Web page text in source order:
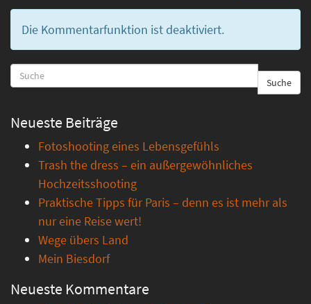
Die Kommentarfunktion ist deaktiviert.
Suche
Neueste Beiträge
Fotoshooting eines Lebensgefühls
Trash the dress – ein außergewöhnliches
Hochzeitsshooting
Praktische Tipps für Paris – denn es ist mehr als
nur eine Reise wert!
Wege übers Land
Mein Biesdorf
Neueste Kommentare